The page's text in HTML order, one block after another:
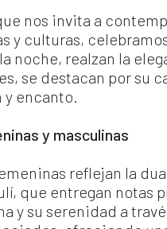
nos invita a
y culturas,
noche, realzan la
se destacan por su
encanto.
y masculinas
reflejan la
que entregan notas
y su serenidad a